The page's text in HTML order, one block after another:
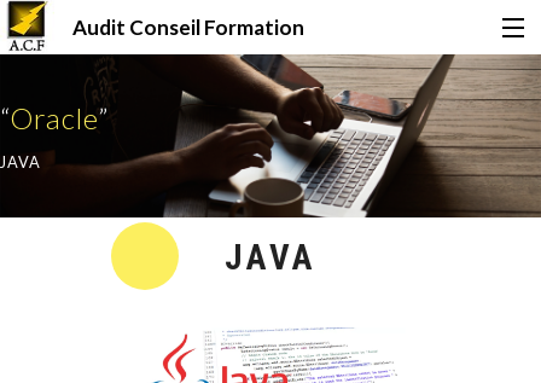
Audit Conseil Formation
Accueil
Formations
Certifications
Financement
“Oracle”
JAVA
JAVA